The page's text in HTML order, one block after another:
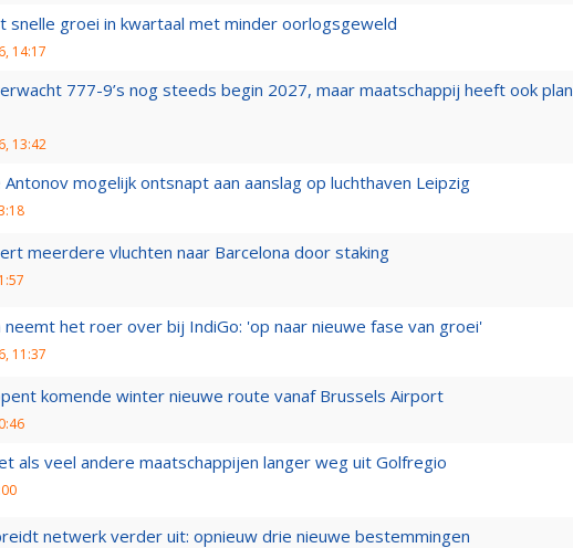
snelle groei in kwartaal met minder oorlogsgeweld
14:17
777-9’s nog steeds begin 2027, maar maatschappij heeft ook plan
13:42
mogelijk ontsnapt aan aanslag op luchthaven Leipzig
meerdere vluchten naar Barcelona door staking
neemt het roer over bij IndiGo: 'op naar nieuwe fase van groei'
11:37
komende winter nieuwe route vanaf Brussels Airport
als veel andere maatschappijen langer weg uit Golfregio
netwerk verder uit: opnieuw drie nieuwe bestemmingen